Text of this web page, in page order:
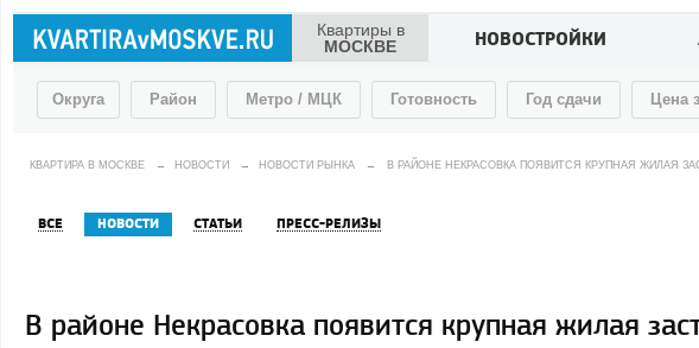
Квартиры в
МОСКВЕ
НОВОСТРОЙКИ
Округа Район Метро / МЦК Готовность Год сдачи Цена
КВАРТИРА В МОСКВЕ → НОВОСТИ → НОВОСТИ РЫНКА → В РАЙОНЕ НЕКРАСОВКА ПОЯВИТСЯ КРУПНАЯ ЖИЛАЯ
ВСЕ НОВОСТИ СТАТЬИ ПРЕСС-РЕЛИЗЫ
В районе Некрасовка появится крупная жилая